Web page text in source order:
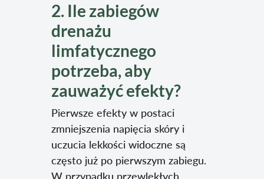
2. Ile zabiegów
drenażu
limfatycznego
potrzeba, aby
zauważyć efekty?
Pierwsze efekty w postaci
zmniejszenia napięcia skóry i
uczucia lekkości widoczne są
często już po pierwszym zabiegu.
W przypadku przewlekłych